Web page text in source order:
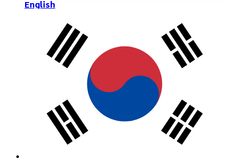
English